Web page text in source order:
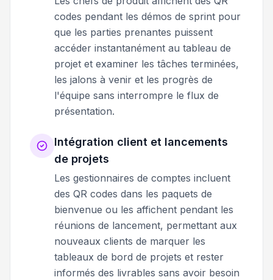
codes pendant les démos de sprint pour
que les parties prenantes puissent
accéder instantanément au tableau de
projet et examiner les tâches terminées,
les jalons à venir et les progrès de
l'équipe sans interrompre le flux de
présentation.
Intégration client et lancements
de projets
Les gestionnaires de comptes incluent
des QR codes dans les paquets de
bienvenue ou les affichent pendant les
réunions de lancement, permettant aux
nouveaux clients de marquer les
tableaux de bord de projets et rester
informés des livrables sans avoir besoin